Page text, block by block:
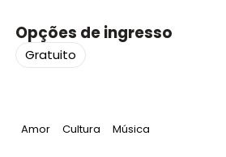
Opções de ingresso
Gratuito
Tag:
Amor Tag:
Cultura Tag:
Música